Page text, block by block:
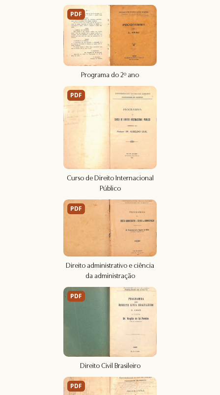
PDF
Programa do 2º ano
PDF
Curso de Direito Internacional
Público
PDF
Direito administrativo e ciência
da administração
PDF
Direito Civil Brasileiro
PDF